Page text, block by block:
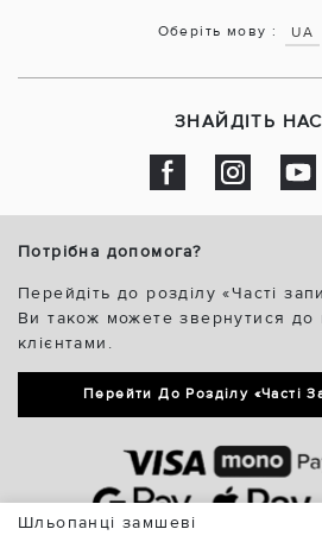
Шльопанці замшеві
Оберіть мову : UA
ЗНАЙДІТЬ
Потрібна допомога?
Перейдіть до розділу «Часті
Ви також можете звернутися до
клієнтами.
Перейти До Розділу «Часті